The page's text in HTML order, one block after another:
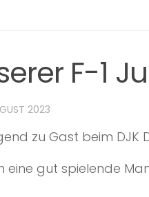
F-1
2023
zu Gast beim DJK
gut spielende